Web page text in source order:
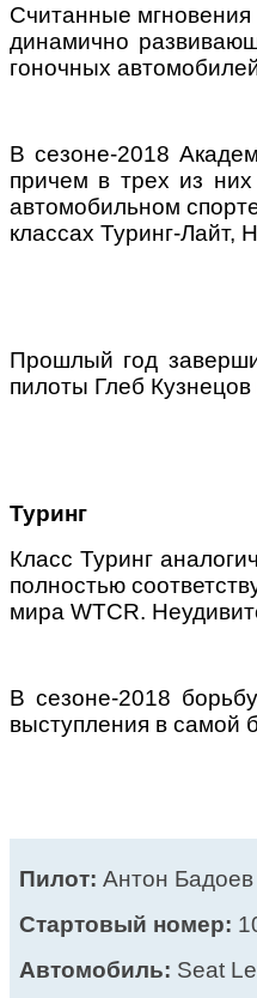
Считанные
динамично
гоночных
В сезоне-2018
причем в трех из
автомобильном
классах Туринг-
Прошлый год
пилоты Глеб
Туринг
Класс Туринг
полностью
мира WTCR.
В сезоне-2018
выступления в самой
Пилот: Антон Бадоев
Стартовый номер:
Автомобиль: Seat